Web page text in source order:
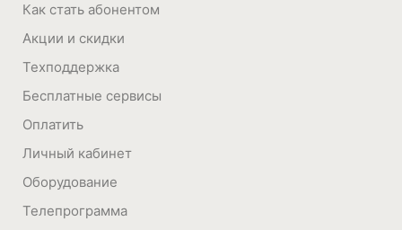
Как стать абонентом
Акции и скидки
Техподдержка
Бесплатные сервисы
Оплатить
Личный кабинет
Оборудование
Телепрограмма